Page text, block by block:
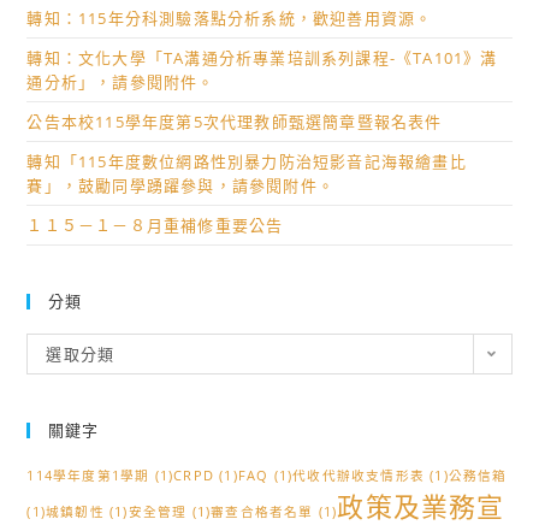
轉知：115年分科測驗落點分析系統，歡迎善用資源。
轉知：文化大學「TA溝通分析專業培訓系列課程-《TA101》溝
通分析」，請參閱附件。
公告本校115學年度第5次代理教師甄選簡章暨報名表件
轉知「115年度數位網路性別暴力防治短影音記海報繪畫比
賽」，鼓勵同學踴躍參與，請參閱附件。
１１５－１－８月重補修重要公告
分類
類
選取分類
關鍵字
114學年度第1學期 (1)CRPD (1)FAQ (1)代收代辦收支情形表 (1)公務信箱
(1)城鎮韌性 (1)安全管理 (1)審查合格者名單 (1)政策及業務宣